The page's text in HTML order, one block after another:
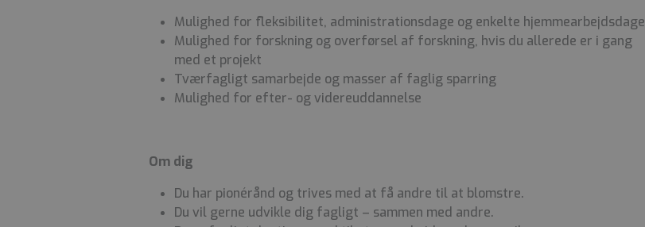
Mulighed for fleksibilitet, administrationsdage og enkelte hjemmearbejdsdage
Mulighed for forskning og overførsel af forskning, hvis du allerede er i gang
med et projekt
Tværfagligt samarbejde og masser af faglig sparring
Mulighed for efter- og videreuddannelse
Om dig
Du har pionérånd og trives med at få andre til at blomstre.
Du vil gerne udvikle dig fagligt – sammen med andre.